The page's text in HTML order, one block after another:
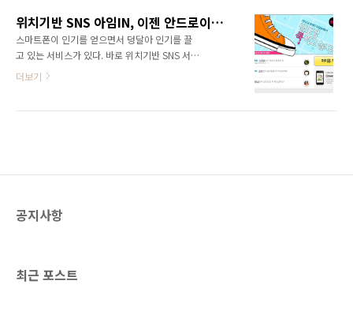
어 관련하여 수많은 세미나가 개최되고 있다...
http://www.linknow.kr/event/1005157 사
실 강의 형식이라고는 하나 참석하신 분들과 가
볍게 이야기하면서 진행하고 싶습니다. 10월 13
일이니 얼마 남지 않았네요~ '소셜 웹 사용설명
록 하겠습니다. 관심있으신 분은 많이많이 참석
위치기반 SNS 아임IN, 이젠 안드로이드폰에서도 즐길 수 있다.
스마트폰이 인기를 얻으면서 덩달아 인기를 끌
고 있는 서비스가 있다. 바로 위치기반 SNS 서비
스이다. 일명 LBS라고도 한다. 스마트폰 자체에
안맞는 부분도 없진 않다. 물론 우리나라에서도
자의 니즈가 ..
더보기
공지사항
최근 포스트